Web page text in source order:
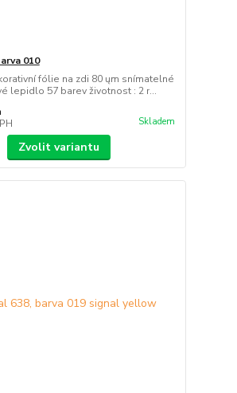
010
fólie na zdi 80 ųm snímatelné
lepidlo 57 barev životnost : 2 r...
Skladem
Zvolit variantu